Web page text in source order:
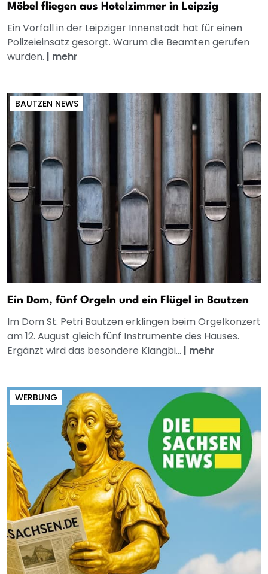
Möbel fliegen aus Hotelzimmer in Leipzig
Ein Vorfall in der Leipziger Innenstadt hat für einen
Polizeieinsatz gesorgt. Warum die Beamten gerufen
wurden. | mehr
BAUTZEN NEWS
Ein Dom, fünf Orgeln und ein Flügel in Bautzen
Im Dom St. Petri Bautzen erklingen beim Orgelkonzert
am 12. August gleich fünf Instrumente des Hauses.
Ergänzt wird das besondere Klangbi... | mehr
WERBUNG